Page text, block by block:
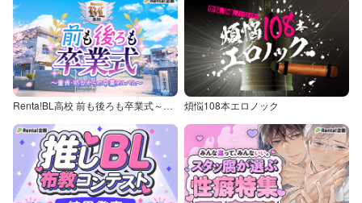
Renta!BL高校 前も後ろも卒業式～童貞・処女からの卒業アルバム～ 煩悩108本エロノック